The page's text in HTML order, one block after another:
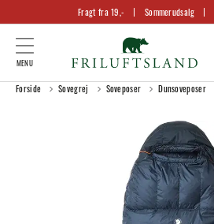
Fragt fra 19,- Sommerudsalg
Forside Sovegrej Soveposer Dunsoveposer